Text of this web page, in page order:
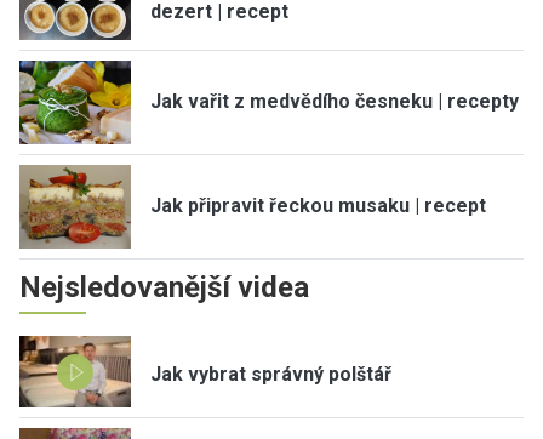
dezert | recept
Jak vařit z medvědího česneku | recepty
Jak připravit řeckou musaku | recept
Nejsledovanější videa
Jak vybrat správný polštář